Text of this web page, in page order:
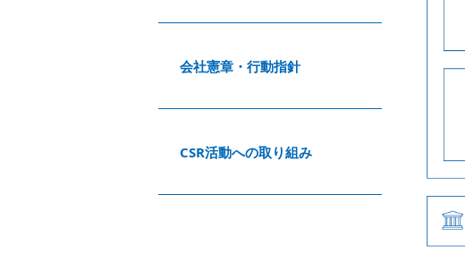
会社憲章・行動指針
CSR活動への取り組み